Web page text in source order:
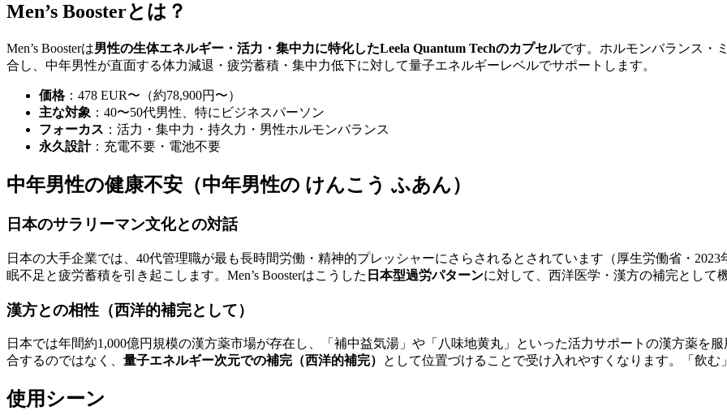
Men’s Boosterとは？
Men’s Boosterは男性の生体エネルギー・活力・集中力に特化したLeela Quantum Techのカプセルです。ホルモンバランス・
合し、中年男性が直面する体力減退・疲労蓄積・集中力低下に対して量子エネルギーレベルでサポートします。
価格：478 EUR〜（約78,900円〜）
主な対象 ：40〜50代男性、特にビジネスパーソン
フォーカス ：活力・集中力・持久力・男性ホルモンバランス
永久設計：充電不要・電池不要
中年男性の健康不安（中年男性の けんこう ふあん）
日本のサラリーマン文化との対話
日本の大手企業では、40代管理職が最も長時間労働・精神的プレッシャーにさらされるとされています（厚生労働省・
眠不足と疲労蓄積を引き起こします。Men’s Boosterはこうした 日本型過労パターンに対して、西洋医学・漢方の補完として
漢方との相性（西洋的補完として）
日本では年間約1,000億円規模の漢方薬市場が存在し、「補中益気湯」や「八味地黄丸」といった活力サポートの漢方薬を
合するのではなく、 量子エネルギー次元での補完（西洋的補完） として位置づけることで受け入れやすくなります。「飲
使用シーン